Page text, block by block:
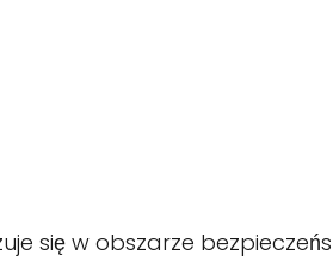
się w obszarze